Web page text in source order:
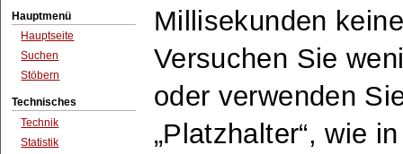
Hauptmenü
Hauptseite
Suchen
Stöbern
Technisches
Technik
Statistik
Millisekunden
Versuchen Sie
oder verwenden
Platzhalter , wie